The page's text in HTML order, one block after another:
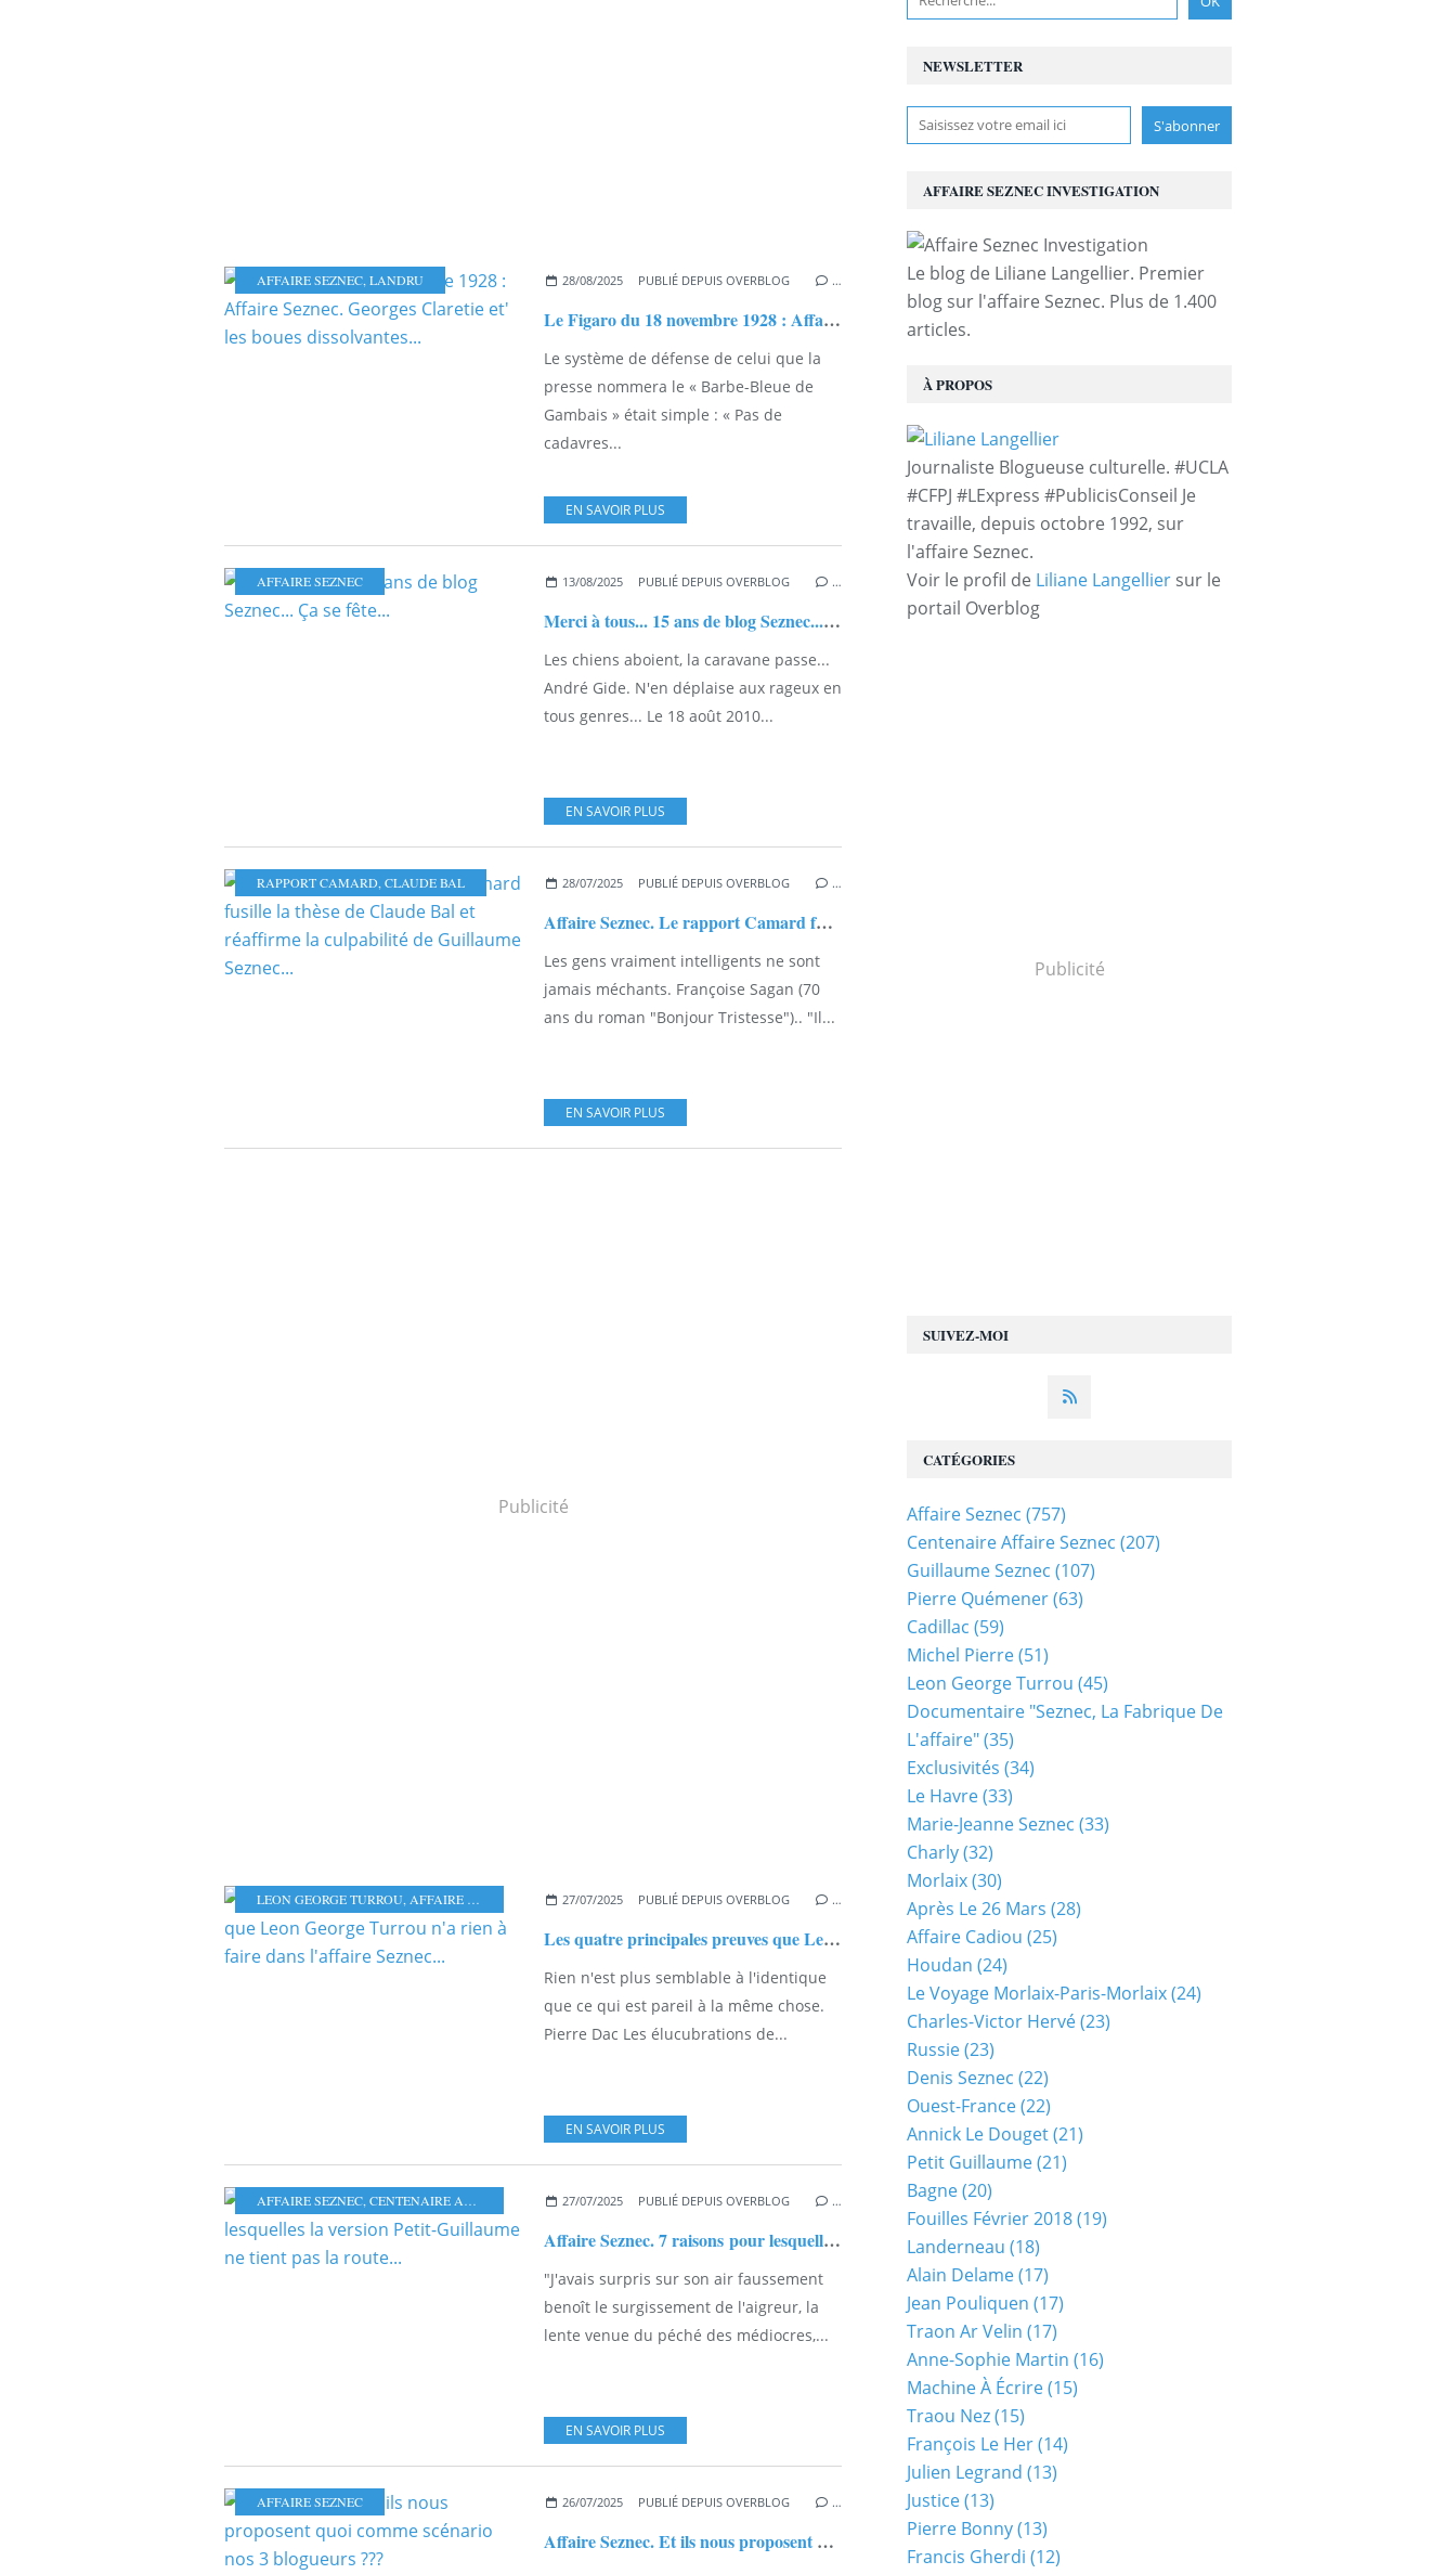
AFFAIRE SEZNEC, LANDRU 28/08/2025 PUBLIÉ DEPUIS OVERBLOG …
Le Figaro du 18 novembre 1928 : Affaire Seznec. Georges Claretie et' les boues dissolvantes...
Le système de défense de celui que la
presse nommera le « Barbe-Bleue de
Gambais » était simple : « Pas de
cadavres...
EN SAVOIR PLUS
AFFAIRE SEZNEC 13/08/2025 PUBLIÉ DEPUIS OVERBLOG …
Merci à tous... 15 ans de blog Seznec... Ça se fête...
Les chiens aboient, la caravane passe...
André Gide. N'en déplaise aux rageux en
tous genres... Le 18 août 2010...
EN SAVOIR PLUS
RAPPORT CAMARD, CLAUDE BAL 28/07/2025 PUBLIÉ DEPUIS OVERBLOG …
Affaire Seznec. Le rapport Camard fusille la thèse de Claude Bal et réaffirme la culpabilité de Guillaume Seznec...
Les gens vraiment intelligents ne sont
jamais méchants. Françoise Sagan (70
ans du roman "Bonjour Tristesse").. "Il...
EN SAVOIR PLUS
Publicité
LEON GEORGE TURROU, AFFAIRE SEZNEC CENTENAIRE AFFAIRE SEZNEC
27/07/2025 PUBLIÉ DEPUIS OVERBLOG …
Les quatre principales preuves que Leon George Turrou n'a rien à faire dans l'affaire Seznec...
Rien n'est plus semblable à l'identique
que ce qui est pareil à la même chose.
Pierre Dac Les élucubrations de...
EN SAVOIR PLUS
AFFAIRE SEZNEC, CENTENAIRE AFFAIRE SEZNEC ,PETIT GUILLAUME
27/07/2025 PUBLIÉ DEPUIS OVERBLOG …
Affaire Seznec. 7 raisons pour lesquelles la version Petit-Guillaume ne tient pas la route...
"J'avais surpris sur son air faussement
benoît le surgissement de l'aigreur, la
lente venue du péché des médiocres,...
EN SAVOIR PLUS
AFFAIRE SEZNEC 26/07/2025 PUBLIÉ DEPUIS OVERBLOG …
Affaire Seznec. Et ils nous proposent quoi comme scénario nos 3 blogueurs ???
NEWSLETTER
SUIVEZ-MOI
AFFAIRE SEZNEC INVESTIGATION
Le blog de Liliane Langellier. Premier
blog sur l'affaire Seznec. Plus de 1.400
articles.
À PROPOS
Journaliste Blogueuse culturelle. #UCLA
#CFPJ #LExpress #PublicisConseil Je
travaille, depuis octobre 1992, sur
l'affaire Seznec.
Voir le profil de Liliane Langellier sur le
portail Overblog
Publicité
CATÉGORIES
Affaire Seznec (757)
Centenaire Affaire Seznec (207)
Guillaume Seznec (107)
Pierre Quémener(63)
Cadillac (59)
Michel Pierre(51)
Leon George Turrou (45)
Documentaire "seznec, La Fabrique De
L'affaire"(35)
Exclusivités (34)
Le Havre(33)
Marie-Jeanne Seznec (33)
Charly(32)
Morlaix(30)
Après Le 26 Mars (28)
Affaire Cadiou (25)
Houdan (24)
Le Voyage Morlaix-Paris-Morlaix(24)
Charles-Victor Hervé(23)
Russie(23)
Denis Seznec (22)
Ouest-France(22)
Annick Le Douget(21)
Petit Guillaume(21)
Bagne(20)
Fouilles Février 2018(19)
Landerneau (18)
Alain Delame(17)
Jean Pouliquen (17)
Traon Ar Velin (17)
Anne-Sophie Martin (16)
Machine À Écrire(15)
Traou Nez(15)
François Le Her(14)
Julien Legrand (13)
Justice(13)
Pierre Bonny(13)
Francis Gherdi (12)